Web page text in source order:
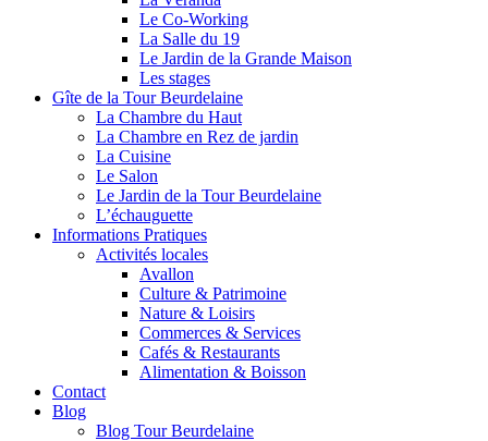
Le Co-Working
La Salle du 19
Le Jardin de la Grande Maison
Les stages
Gîte de la Tour Beurdelaine
La Chambre du Haut
La Chambre en Rez de jardin
La Cuisine
Le Salon
Le Jardin de la Tour Beurdelaine
L’échauguette
Informations Pratiques
Activités locales
Avallon
Culture & Patrimoine
Nature & Loisirs
Commerces & Services
Cafés & Restaurants
Alimentation & Boisson
Contact
Blog
Blog Tour Beurdelaine